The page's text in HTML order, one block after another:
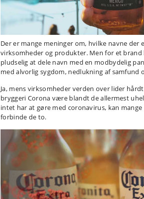
Der er mange meninger om, hvilke navne der
virksomheder og produkter. Men for et
pludselig at dele navn med en modbydelig
med alvorlig sygdom, nedlukning af samfund
Ja, mens virksomheder verden over lider
bryggeri Corona være blandt de allermest
intet har at gøre med coronavirus, kan
forbinde de to.